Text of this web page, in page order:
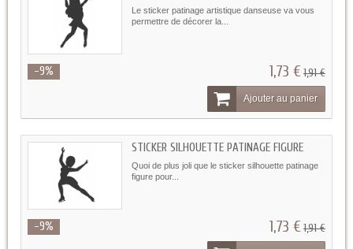
Le sticker patinage artistique danseuse va vous
permettre de décorer la...
-9% 1,73 €1,91 €
Ajouter au panier
STICKER SILHOUETTE PATINAGE FIGURE
Quoi de plus joli que le sticker silhouette patinage
figure pour...
-9% 1,73 €1,91 €